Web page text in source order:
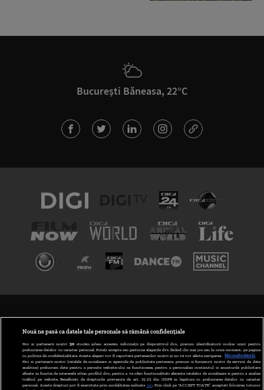
București Băneasa, 22°C
ABONARE DIGI TV
GESTIONAȚI PREFERINȚELE
Nouă ne pasă ca datele tale personale să rămână confidențiale
Noi și partenerii noștri 30stocăm și/sau accesăm informații pe dispozitivul dvs., precum identificatorii cookie unici pentru
prelucrarea datelor cu caracter personal. Puteți accepta sau gestiona alegerile dvs. făcând clic mai jos sau în orice moment, pe pagina
cu politica de confidențialitate. Aceste alegeri vor fi raportate partenerilor noștri și nu vă vor afecta navigarea.
Mai multe detalii
Noi si partenerii nostri (retelele de socializare si agentiile de publicitate partenere, precum si furnizorii nostri de servicii de date
analitice) prelucram date pentru a permite website-ului sa functioneze, pentru a personaliza continutul si anunturile publicitare
afisate in functie de interesele si/sau profilul dvs., pentru a va oferi functionalitati aferente retelelor de socializare si pentru a analiza
traficul pe website. Beneficiati de drepturile prevazute de art. 15-22 din GDPR in legatura cu prelucrarea datelor cu caracter
personal. Aceste drepturi pot fi exercitate prin modalitatea indicata aici. Prin click pe “ACCEPT TOATE”, acceptati folosirea tuturor